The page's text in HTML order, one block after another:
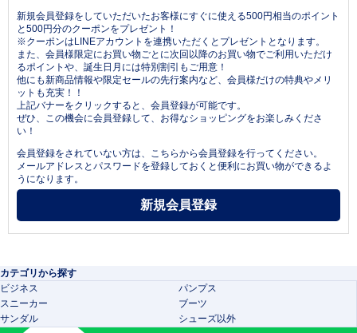
新規会員登録をしていただいたお客様にすぐに使える500円相当のポイント
と500円分のクーポンをプレゼント！
※クーポンはLINEアカウントを連携いただくとプレゼントとなります。
また、会員様限定にお買い物ごとに次回以降のお買い物でご利用いただけ
るポイントや、誕生日月には特別割引もご用意！
他にも新商品情報や限定セールの先行案内など、会員様だけの特典やメリ
ットも充実！！
上記バナーをクリックすると、会員登録が可能です。
ぜひ、この機会に会員登録して、お得なショッピングをお楽しみくださ
い！
会員登録をされていない方は、こちらから会員登録を行ってください。
メールアドレスとパスワードを登録しておくと便利にお買い物ができるよ
うになります。
カテゴリから探す
ビジネス
パンプス
スニーカー
ブーツ
サンダル
シューズ以外